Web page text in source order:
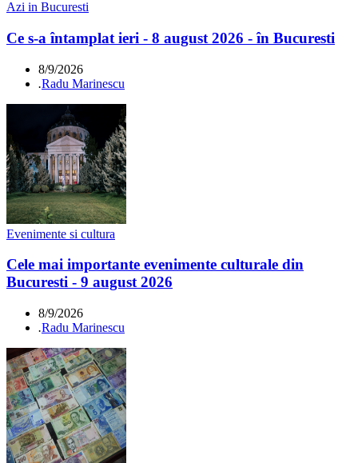
Azi in Bucuresti
Ce s-a întamplat ieri - 8 august 2026 - în Bucuresti
8/9/2026
.Radu Marinescu
Evenimente si cultura
Cele mai importante evenimente culturale din
Bucuresti - 9 august 2026
8/9/2026
.Radu Marinescu